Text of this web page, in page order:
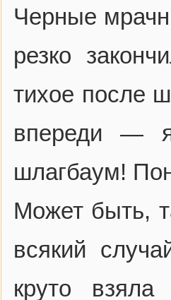
Черные
резко
тихое после
впереди —
шлагбаум!
Может быть,
всякий
круто